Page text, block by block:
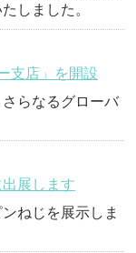
しました。
支店」を開設
らなるグローバ
展します
ねじを展示しま